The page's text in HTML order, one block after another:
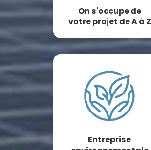
On s'occupe de
votre projet de A à Z
Entreprise